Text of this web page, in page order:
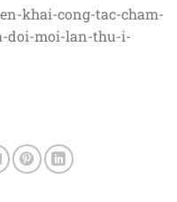
khai-cong-tac-cham-
doi-moi-lan-thu-i-